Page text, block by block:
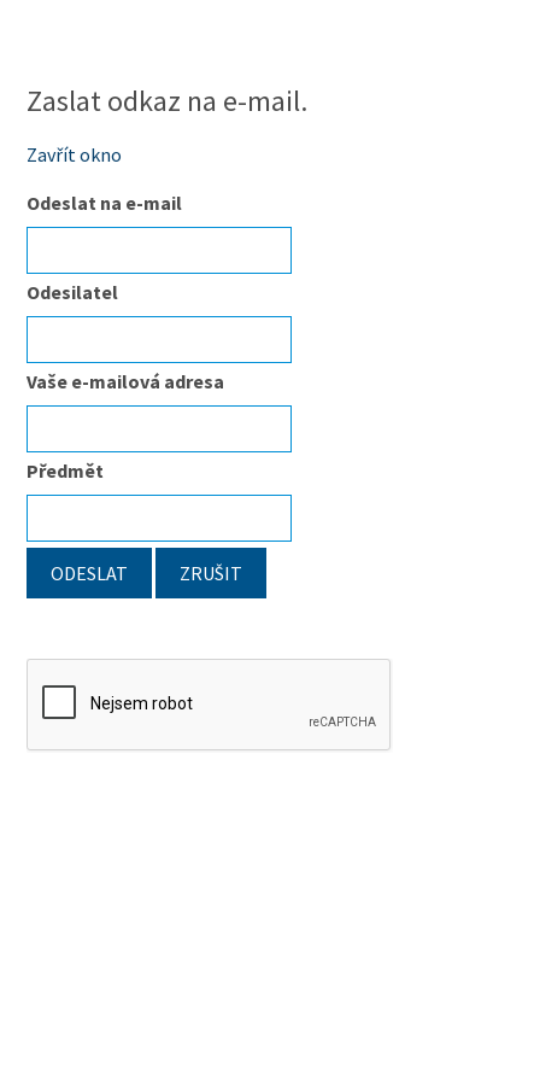
Zaslat odkaz na e-mail.
Zavřít okno
Odeslat na e-mail
Odesilatel
Vaše e-mailová adresa
Předmět
ODESLAT ZRUŠIT